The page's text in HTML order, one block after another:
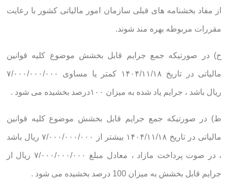
از مفاد بخشنامه های قبلی سازمان امور مالیاتی کشور با رعایت
مقررات مربوطه بهره مند شوند.
ح) در صورتیکه جمع جرایم قابل بخشش موضوع کلیه قوانین
مالیاتی در تاریخ ۱۴۰۴/۱۱/۱۸ کمتر یا مساوی ۷/۰۰۰/۰۰۰/۰۰۰
ریال باشد ، جرایم یاد شده به میزان ۱۰۰درصد بخشیده می شود .
ط) در صورتیکه جمع جرایم قابل بخشش موضوع کلیه قوانین
مالیاتی در تاریخ ۱۴۰۴/۱۱/۱۸ بیشتر از ۷/۰۰۰/۰۰۰/۰۰۰ ریال باشد
، در صوت پرداخت مازاد ، معادل مبلغ ۷/۰۰۰/۰۰۰/۰۰۰ ریال از
جرایم قابل بخشش به میزان 100 درصد بخشیده می شود .